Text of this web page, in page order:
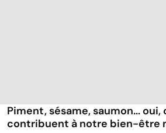
Piment, sésame, saumon...
contribuent à notre bien-être